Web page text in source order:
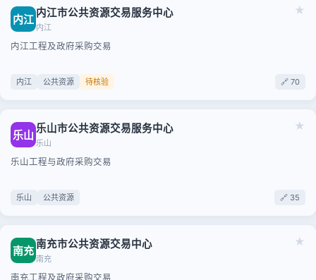
★
内江 内江市公共资源交易服务中心
内江
内江工程及政府采购交易
内江 公共资源 待核验 🔗 70
★
乐山 乐山市公共资源交易服务中心
乐山
乐山工程与政府采购交易
乐山 公共资源 🔗 35
★
南充南充市公共资源交易中心
南充
南充工程及政府采购交易